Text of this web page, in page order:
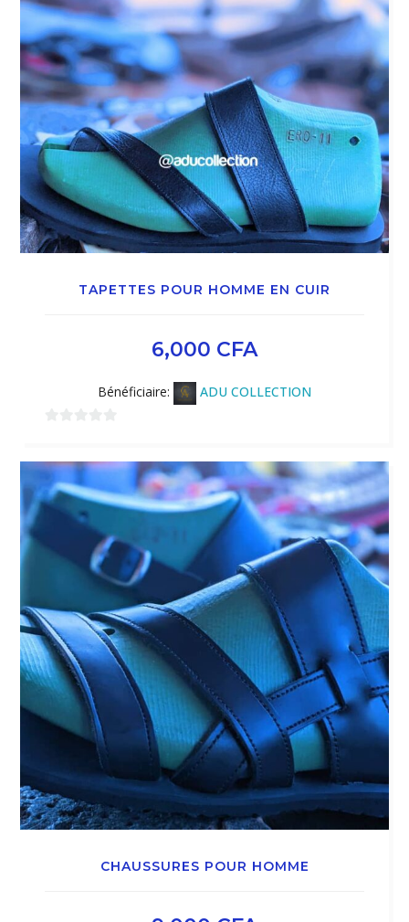
TAPETTES POUR HOMME EN CUIR
6,000 CFA
Bénéficiaire: ADU COLLECTION
5
CHAUSSURES POUR HOMME